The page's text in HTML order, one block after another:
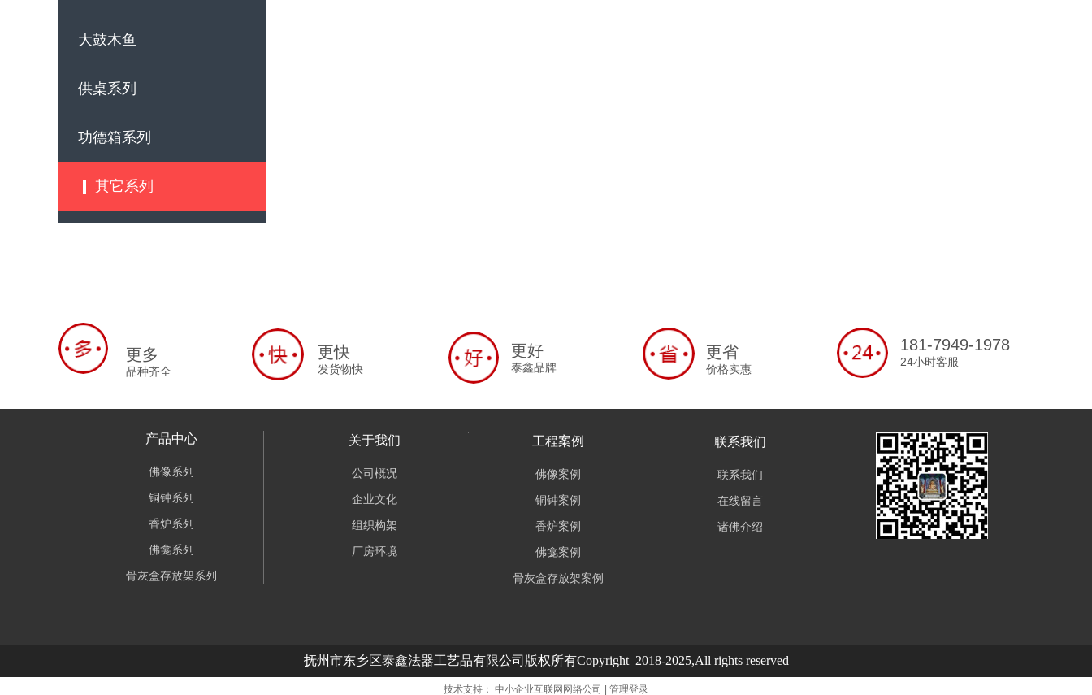
大鼓木鱼
供桌系列
功德箱系列
其它系列
更多
品种齐全
更好
泰鑫品牌
更快
发货物快
更省
价格实惠
181-7949-1978
24小时客服
关于我们
公司概况
企业文化
组织构架
厂房环境
产品中心
佛像系列
铜钟系列
香炉系列
佛龛系列
骨灰盒存放架系列
工程案例
佛像案例
铜钟案例
香炉案例
佛龛案例
骨灰盒存放架案例
联系我们
联系我们
在线留言
诸佛介绍
抚州市东乡区泰鑫法器工艺品有限公司版权所有Copyright 2018-2025,All rights reserved
技术支持： 中小企业互联网网络公司 管理登录